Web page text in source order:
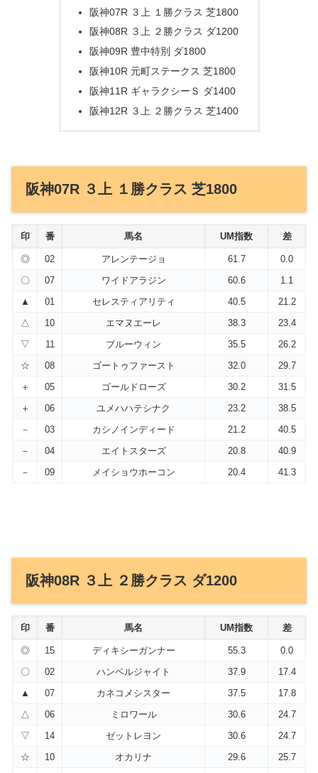
阪神07R ３上 １勝クラス 芝1800
阪神08R ３上 ２勝クラス ダ1200
阪神09R 豊中特別 ダ1800
阪神10R 元町ステークス 芝1800
阪神11R ギャラクシーＳ ダ1400
阪神12R ３上 ２勝クラス 芝1400
阪神07R ３上 １勝クラス 芝1800
印 番 馬名 UM指数 差
◎ 02 アレンテージョ 61.7
0.0
〇
07 ワイドアラジン 60.6
1.1
▲
01 セレスティアリティ 40.5
21.2
△
10 エマヌエーレ 38.3
23.4
▽
11 ブルーウィン 35.5
26.2
☆
08 ゴートゥファースト 32.0
29.7
＋
05 ゴールドローズ 30.2
31.5
＋
06 ユメハハテシナク 23.2
38.5
－
03 カシノインディード 21.2
40.5
－
04 エイトスターズ 20.8
40.9
－
09 メイショウホーコン 20.4 41.3
阪神08R ３上 ２勝クラス ダ1200
印 番 馬名 UM指数 差
◎ 15 ディキシーガンナー 55.3
0.0
〇
02 ハンベルジャイト 37.9
17.4
▲
07 カネコメシスター 37.5
17.8
△
06 ミロワール 30.6
24.7
▽
14 ゼットレヨン 30.6
24.7
☆
10 オカリナ 29.6
25.7